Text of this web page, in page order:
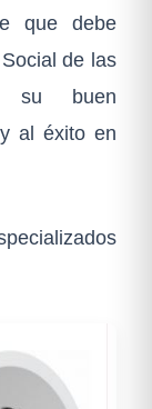
que debe
de las
su buen
al éxito en